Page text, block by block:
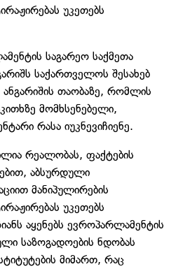
უკეთებს
საგარეო საქმეთა
საქართველოს შესახებ
თაობაზე, რომლის
მომხსენებელი,
რასა იუკნევიჩიენე.
რეალობას, ფაქტების
აბსურდული
მანიპულირების
უკეთებს
აყენებს ევროპარლამენტის
საზოგადოების ნდობას
მიმართ, რაც